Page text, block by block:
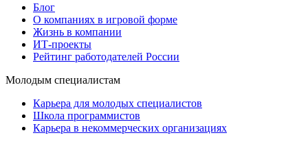
Блог
О компаниях в игровой форме
Жизнь в компании
ИТ-проекты
Рейтинг работодателей России
Молодым специалистам
Карьера для молодых специалистов
Школа программистов
Карьера в некоммерческих организациях